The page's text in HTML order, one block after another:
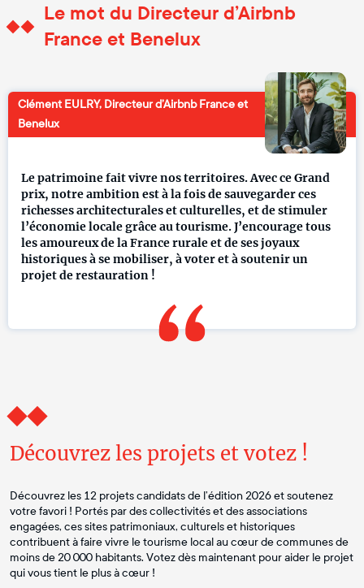
Le mot du Directeur d’Airbnb
France et Benelux
​​​Le patrimoine fait vivre nos territoires. Avec ce Grand
prix, notre ambition est à la fois de sauvegarder ces
richesses architecturales et culturelles, et de stimuler
l’économie locale grâce au tourisme. J’encourage tous
les amoureux de la France rurale et de ses joyaux
historiques à se mobiliser, à voter et à soutenir un
projet de restauration !
Clément EULRY, Directeur d’Airbnb France et
Benelux
Découvrez les projets et votez !
Découvrez les 12 projets candidats de l’édition 2026 et soutenez
votre favori ! Portés par des collectivités et des associations
engagées, ces sites patrimoniaux, culturels et historiques
contribuent à faire vivre le tourisme local au cœur de communes de
moins de 20 000 habitants. Votez dès maintenant pour aider le projet
qui vous tient le plus à cœur !